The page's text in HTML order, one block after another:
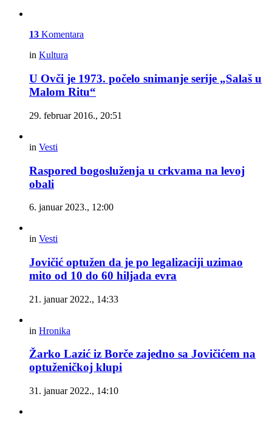
13 Komentara
in Kultura
U Ovči je 1973. počelo snimanje serije „Salaš u
Malom Ritu“
29. februar 2016., 20:51
in Vesti
Raspored bogosluženja u crkvama na levoj
obali
6. januar 2023., 12:00
in Vesti
Jovičić optužen da je po legalizaciji uzimao
mito od 10 do 60 hiljada evra
21. januar 2022., 14:33
in Hronika
Žarko Lazić iz Borče zajedno sa Jovičićem na
optuženičkoj klupi
31. januar 2022., 14:10